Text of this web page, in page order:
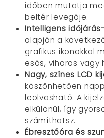
időben mutatja
beltér levegője.
Intelligens
alapján a
grafikus ikonokkal
esős, viharos vagy
Nagy, színes LCD
köszönhetően
leolvasható. A
elkülönül, így
számíthatsz.
Ébresztőóra és